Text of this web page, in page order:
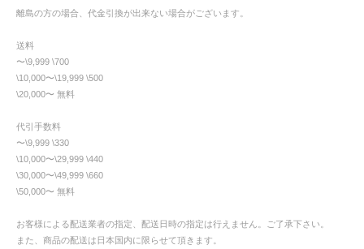
離島の方の場合、代金引換が出来ない場合がございます。
送料
〜\9,999 \700
\10,000〜\19,999 \500
\20,000〜 無料
代引手数料
〜\9,999 \330
\10,000〜\29,999 \440
\30,000〜\49,999 \660
\50,000〜 無料
お客様による配送業者の指定、配送日時の指定は行えません。ご了承下さい。
また、商品の配送は日本国内に限らせて頂きます。